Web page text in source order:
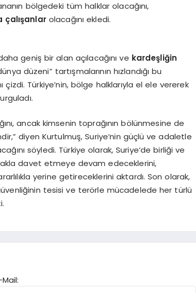
bölgedeki tüm halklar olacağını,
olacağını ekledi.
geniş bir alan açılacağını ve kardeşliğin
düzeni” tartışmalarının hızlandığı bu
Türkiye’nin, bölge halklarıyla el ele vererek
ancak kimsenin toprağının bölünmesine de
diyen Kurtulmuş, Suriye’nin güçlü ve adaletle
söyledi. Türkiye olarak, Suriye’de birliği ve
davet etmeye devam edeceklerini,
yerine getireceklerini aktardı. Son olarak,
güvenliğinin tesisi ve terörle mücadelede her türlü
Mail: